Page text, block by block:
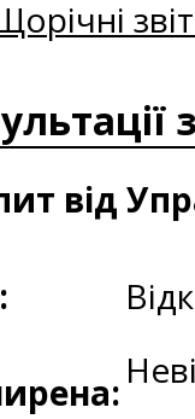
від